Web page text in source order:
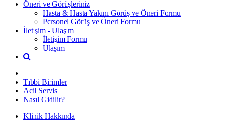
Öneri ve Görüşleriniz
Hasta & Hasta Yakını Görüş ve Öneri Formu
Personel Görüş ve Öneri Formu
İletişim - Ulaşım
İletişim Formu
Ulaşım
Tıbbi Birimler
Acil Servis
Nasıl Gidilir?
Klinik Hakkında